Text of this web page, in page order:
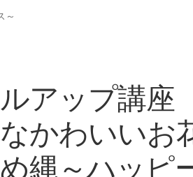
～
アップ講座
かわいいお
縄～ハッピ